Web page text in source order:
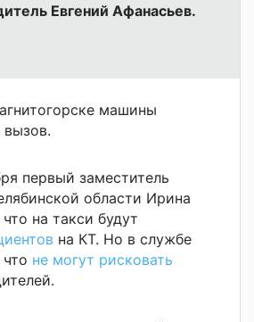
Евгений Афанасьев.
машины
первый заместитель
области Ирина
на такси будут
на КТ. Но в службе
не могут рисковать